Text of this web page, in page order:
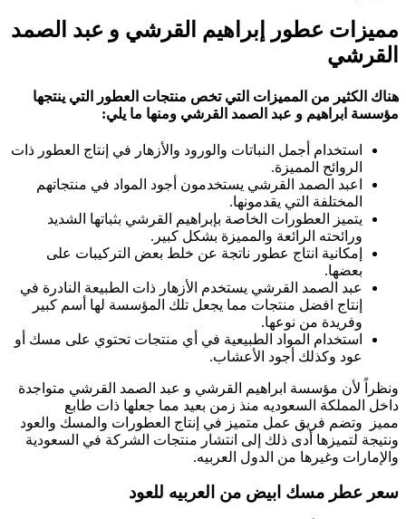
مميزات عطور إبراهيم القرشي و عبد الصمد
القرشي
هناك الكثير من المميزات التي تخص منتجات العطور التي ينتجها
مؤسسة ابراهيم و عبد الصمد القرشي ومنها ما يلي:
استخدام أجمل النباتات والورود والأزهار في إنتاج العطور ذات
الروائح المميزة.
اعبد الصمد القرشي يستخدمون أجود المواد في منتجاتهم
المختلفة التي يقدمونها.
يتميز العطورات الخاصة بإبراهيم القرشي بثباتها الشديد
ورائحته الرائعة والمميزة بشكل كبير.
إمكانية انتاج عطور ناتجة عن خلط بعض التركيبات على
بعضها.
عبد الصمد القرشي يستخدم الأزهار ذات الطبيعة النادرة في
إنتاج افضل منتجات مما يجعل تلك المؤسسة لها أسم كبير
وفريدة من نوعها.
استخدام المواد الطبيعية في أي منتجات تحتوي على مسك أو
عود وكذلك أجود الأعشاب.
ونظراً لأن مؤسسة ابراهيم القرشي و عبد الصمد القرشي متواجدة
داخل المملكة السعوديه منذ زمن بعيد مما جعلها ذات طابع
مميز وتضم فريق عمل متميز في إنتاج العطورات والمسك والعود
ونتيجة لتميزها أدى ذلك إلى انتشار منتجات الشركة في السعودية
والإمارات وغيرها من الدول العربيه.
سعر عطر مسك ابيض من العربيه للعود